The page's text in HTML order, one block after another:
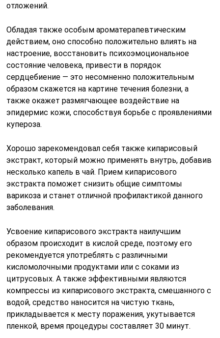
отложений.
Обладая также особым ароматерапевтическим
действием, оно способно положительно влиять на
настроение, восстановить психоэмоциональное
состояние человека, привести в порядок
сердцебиение — это несомненно положительным
образом скажется на картине течения болезни, а
также окажет размягчающее воздействие на
эпидермис кожи, способствуя борьбе с проявлениями
купероза.
Хорошо зарекомендовал себя также кипарисовый
экстракт, который можно применять внутрь, добавив
несколько капель в чай. Прием кипарисового
экстракта поможет снизить общие симптомы
варикоза и станет отличной профилактикой данного
заболевания.
Усвоение кипарисового экстракта наилучшим
образом происходит в кислой среде, поэтому его
рекомендуется употреблять с различными
кисломолочными продуктами или с соками из
цитрусовых. А также эффективными являются
компрессы из кипарисового экстракта, смешанного с
водой, средство наносится на чистую ткань,
прикладывается к месту поражения, укутывается
пленкой, время процедуры составляет 30 минут.